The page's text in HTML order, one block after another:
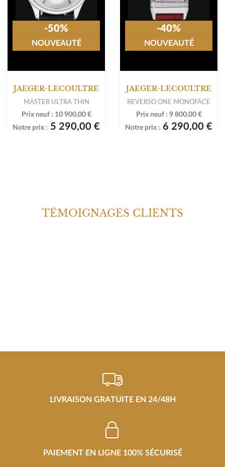
JAEGER-LECOULTRE
MASTER ULTRA THIN
Prix neuf : 10 900,00 €
Notre prix : 5 290,00 €
-50%
NOUVEAUTÉ
JAEGER-LECOULTRE
REVERSO ONE MONOFACE
Prix neuf : 9 800,00 €
Notre prix : 6 290,00 €
-40%
NOUVEAUTÉ
TÉMOIGNAGES CLIENTS
LIVRAISON GRATUITE EN 24/48H
PAIEMENT EN LIGNE 100% SÉCURISÉ